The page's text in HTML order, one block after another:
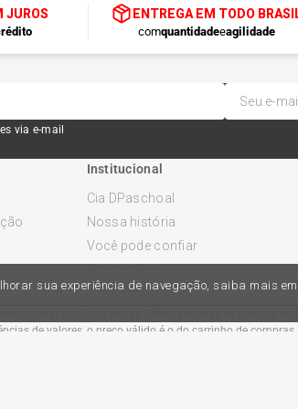
sua experiência de navegação, saiba mais
JUROS ENTREGA EM TODO
comquantidadeeagilidade
via e-mail
Institucional
Cia DPaschoal
Nossa história
Você pode confiar
variar nas lojas físicas. Ofertas válidas na compra
de valores, o preço válido é o do carrinho de